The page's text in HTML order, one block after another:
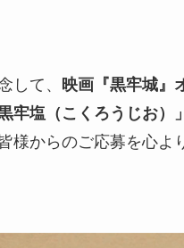
して、 映画『黒牢城』
牢塩（こくろうじお）
皆様からのご応募を心よ